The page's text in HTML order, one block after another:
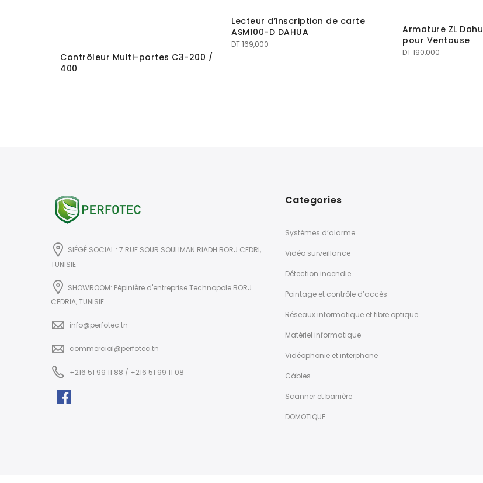
Contrôleur Multi-portes C3-200 /
400
Lecteur d’inscription de carte
ASM100-D DAHUA
DT169,000
Armature ZL
pour Ventouse
DT190,000
SIÉGÉ SOCIAL : 7 RUE SOUR SOULIMAN RIADH BORJ CEDRI,
TUNISIE
SHOWROOM: Pépinière d'entreprise Technopole BORJ
CEDRIA, TUNISIE
info@perfotec.tn
commercial@perfotec.tn
+216 51 99 11 88 / +216 51 99 11 08
Categories
Systèmes d’alarme
Vidéo surveillance
Détection incendie
Pointage et contrôle d’accès
Réseaux informatique et fibre optique
Matériel informatique
Vidéophonie et interphone
Câbles
Scanner et barrière
DOMOTIQUE